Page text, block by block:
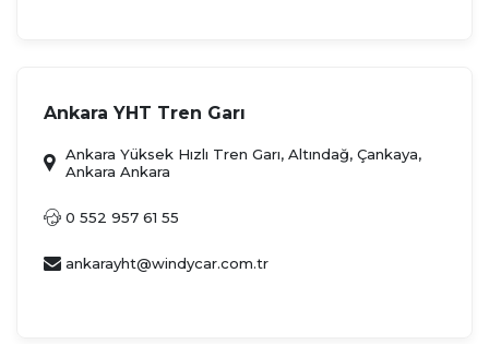
Ankara YHT Tren Garı
Ankara Yüksek Hızlı Tren Garı, Altındağ, Çankaya,
Ankara Ankara
0 552 957 61 55
ankarayht@windycar.com.tr